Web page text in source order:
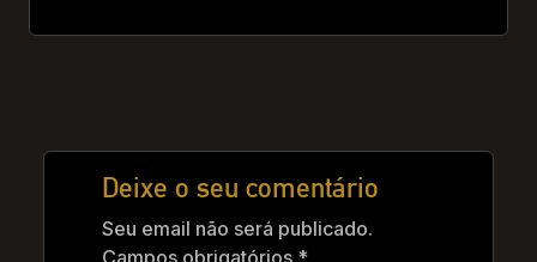
Deixe o seu comentário
Seu email não será publicado.
Campos obrigatórios *